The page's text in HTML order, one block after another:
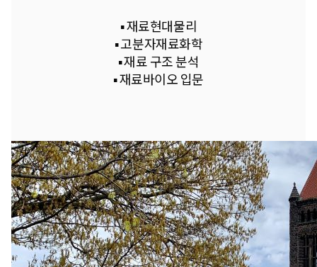
▪︎ 재료현대물리
▪︎ 고분자재료화학
▪︎ 재료 구조 분석
▪︎ 재료바이오 입문